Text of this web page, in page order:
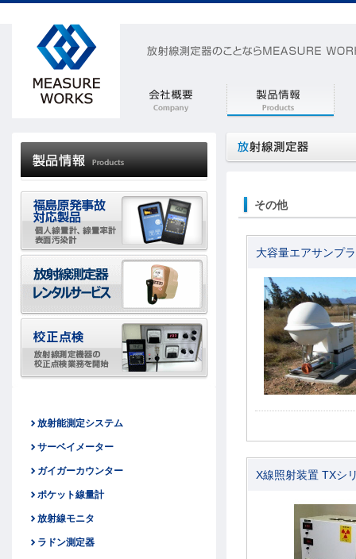
放射能測定システム
サーベイメーター
ガイガーカウンター
ポケット線量計
放射線モニタ
ラドン測定器
その他
大容量エアサンプ
X線照射装置 TXシ